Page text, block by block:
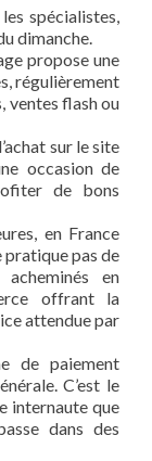
spécialistes,
dimanche.
propose une
régulièrement
ventes flash ou
sur le site
occasion de
de bons
en France
pas de
en
offrant la
attendue par
de paiement
C’est le
internaute que
dans des